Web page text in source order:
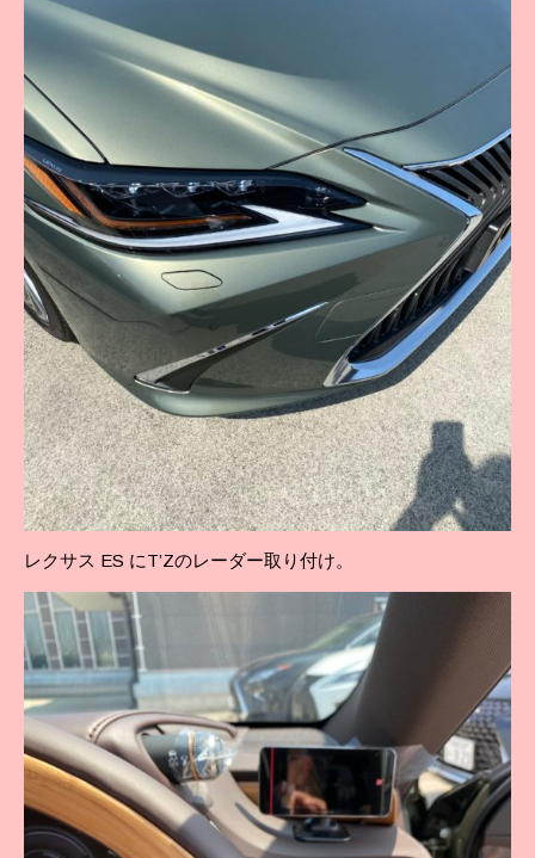
レクサス ES にT’Zのレーダー取り付け。